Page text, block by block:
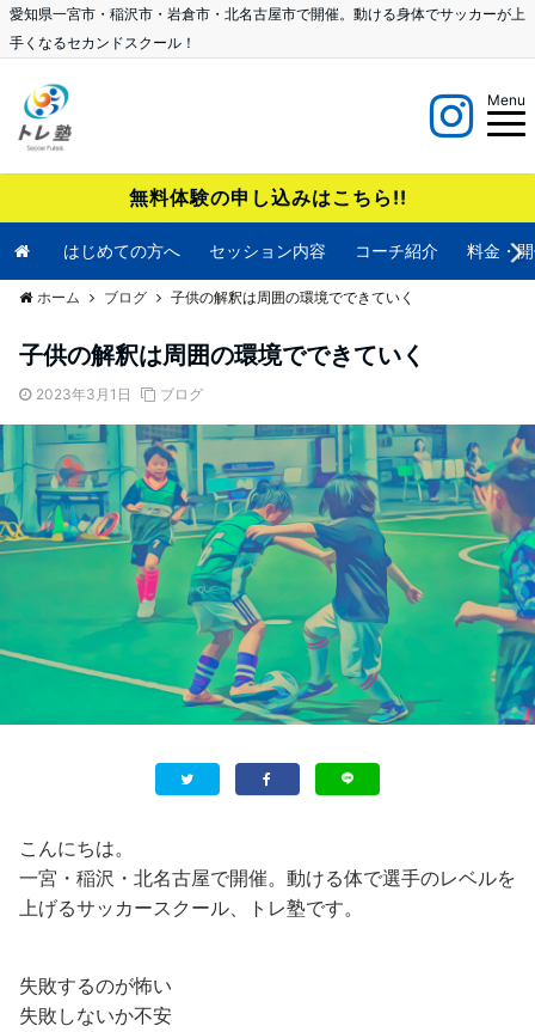
愛知県一宮市・稲沢市・岩倉市・北名古屋市で開催。動ける身体でサッカーが上
手くなるセカンドスクール！
Menu
無料体験の申し込みはこちら!!
はじめての方へ セッション内容 コーチ紹介 料金・
ホーム ブログ 子供の解釈は周囲の環境でできていく
子供の解釈は周囲の環境でできていく
2023年3月1日 ブログ
こんにちは。
一宮・稲沢・北名古屋で開催。動ける体で選手のレベルを
上げるサッカースクール、トレ塾です。
失敗するのが怖い
失敗しないか不安